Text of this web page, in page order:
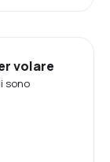
volare
sono